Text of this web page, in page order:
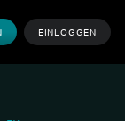
EINLOGGEN